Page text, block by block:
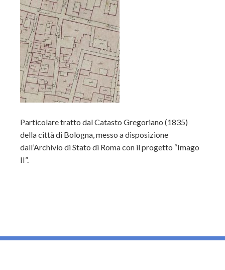
Particolare tratto dal Catasto Gregoriano (1835)
della città di Bologna, messo a disposizione
dall’Archivio di Stato di Roma con il progetto “Imago
II”.